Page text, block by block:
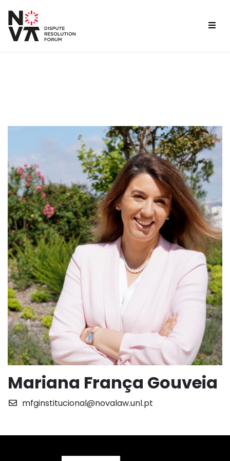
Mariana França Gouveia
mfginstitucional@novalaw.unl.pt